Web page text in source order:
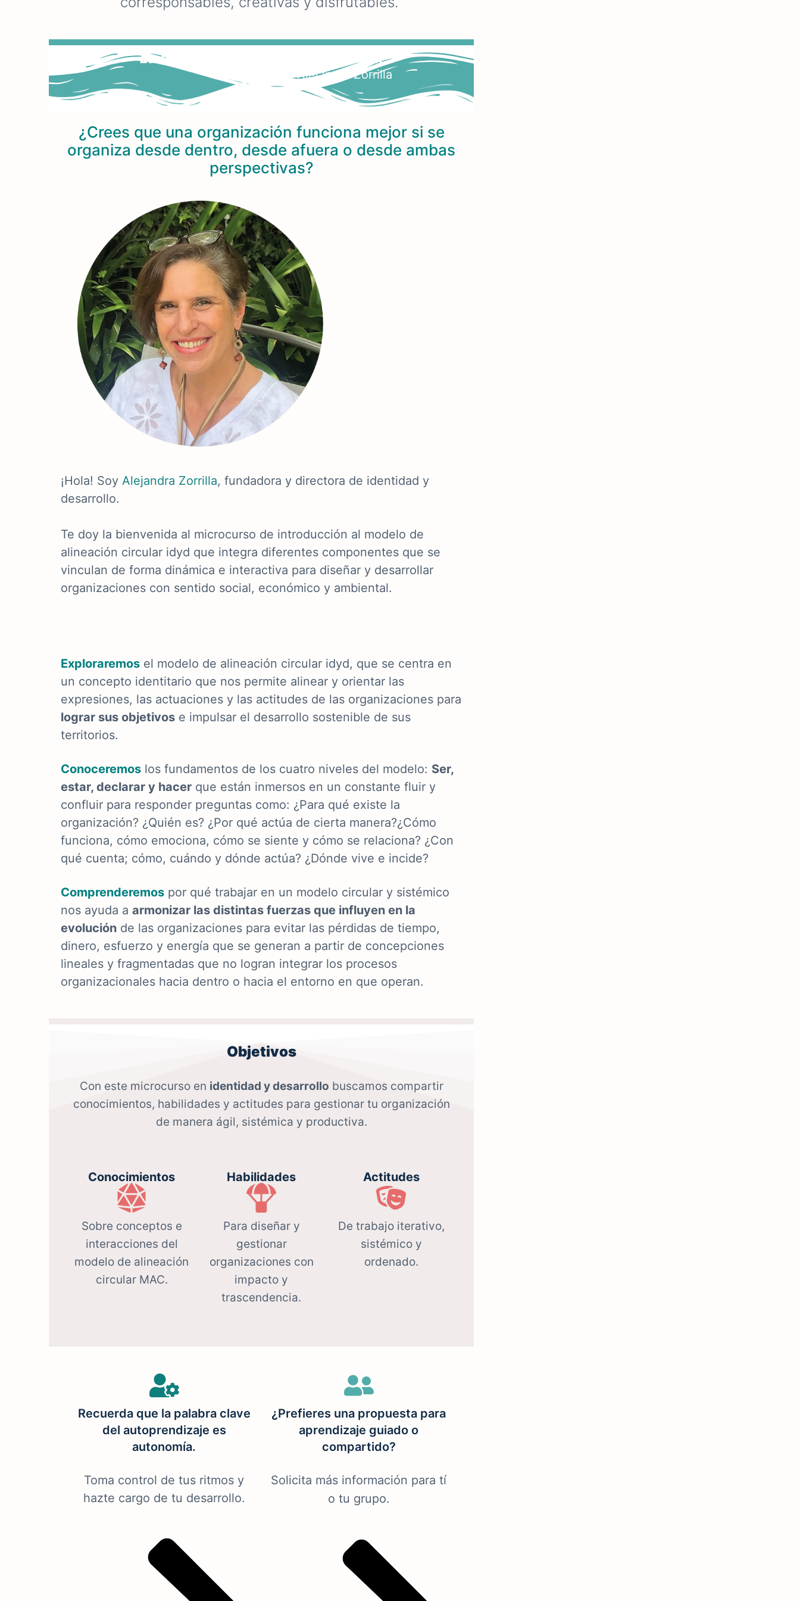
La memoria es energía renovable...
Alejandra Zorrilla
¿Crees que una organización funciona mejor si se
organiza desde dentro, desde afuera o desde ambas
perspectivas?
¡Hola! Soy Alejandra Zorrilla, fundadora y directora de identidad y
desarrollo.
Te doy la bienvenida al microcurso de introducción al modelo de
alineación circular idyd que integra diferentes componentes que se
vinculan de forma dinámica e interactiva para diseñar y desarrollar
organizaciones con sentido social, económico y ambiental.
Exploraremos el modelo de alineación circular idyd, que se centra en
un concepto identitario que nos permite alinear y orientar las
expresiones, las actuaciones y las actitudes de las organizaciones para
lograr sus objetivos e impulsar el desarrollo sostenible de sus
territorios.
Conoceremos los fundamentos de los cuatro niveles del modelo: Ser,
estar, declarar y hacer que están inmersos en un constante fluir y
confluir para responder preguntas como: ¿Para qué existe la
organización? ¿Quién es? ¿Por qué actúa de cierta manera?¿Cómo
funciona, cómo emociona, cómo se siente y cómo se relaciona? ¿Con
qué cuenta; cómo, cuándo y dónde actúa? ¿Dónde vive e incide?
Comprenderemos por qué trabajar en un modelo circular y sistémico
nos ayuda a armonizar las distintas fuerzas que influyen en la
evolución de las organizaciones para evitar las pérdidas de tiempo,
dinero, esfuerzo y energía que se generan a partir de concepciones
lineales y fragmentadas que no logran integrar los procesos
organizacionales hacia dentro o hacia el entorno en que operan.
Objetivos
Con este microcurso en identidad y desarrollo buscamos compartir
conocimientos, habilidades y actitudes para gestionar tu organización
de manera ágil, sistémica y productiva.
Conocimientos
Sobre conceptos e
interacciones del
modelo de alineación
circular MAC.
Habilidades
Para diseñar y
gestionar
organizaciones con
impacto y
trascendencia.
Actitudes
De trabajo iterativo,
sistémico y
ordenado.
Recuerda que la palabra clave
del autoprendizaje es
autonomía.
Toma control de tus ritmos y
hazte cargo de tu desarrollo.
¿Prefieres una propuesta para
aprendizaje guiado o
compartido?
Solicita más información para tí
o tu grupo.